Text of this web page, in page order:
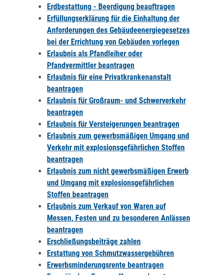
Erdbestattung - Beerdigung beauftragen
Erfüllungserklärung für die Einhaltung der
Anforderungen des Gebäudeenergiegesetzes
bei der Errichtung von Gebäuden vorlegen
Erlaubnis als Pfandleiher oder
Pfandvermittler beantragen
Erlaubnis für eine Privatkrankenanstalt
beantragen
Erlaubnis für Großraum- und Schwerverkehr
beantragen
Erlaubnis für Versteigerungen beantragen
Erlaubnis zum gewerbsmäßigen Umgang und
Verkehr mit explosionsgefährlichen Stoffen
beantragen
Erlaubnis zum nicht gewerbsmäßigen Erwerb
und Umgang mit explosionsgefährlichen
Stoffen beantragen
Erlaubnis zum Verkauf von Waren auf
Messen, Festen und zu besonderen Anlässen
beantragen
Erschließungsbeiträge zahlen
Erstattung von Schmutzwassergebühren
Erwerbsminderungsrente beantragen